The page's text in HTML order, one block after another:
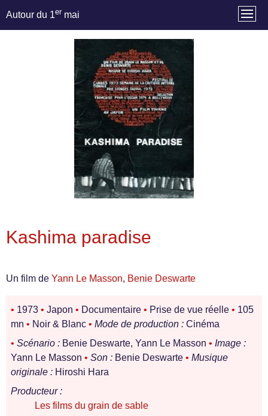
Autour du 1er mai
Kashima paradise
Un film de Yann Le Masson, Benie Deswarte
• 1973 • Japon • Documentaire • Prise de vue réelle • 105
mn • Noir & Blanc • Mode de production : Cinéma
• Scénario : Benie Deswarte, Yann Le Masson • Image :
Yann Le Masson • Son : Benie Deswarte • Musique
originale : Hiroshi Hara
Producteur :
Les films du grain de sable